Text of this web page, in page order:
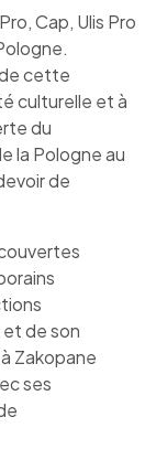
Cap, Ulis Pro
cette
culturelle et à
du
la Pologne au
de
et de son
Zakopane
ses